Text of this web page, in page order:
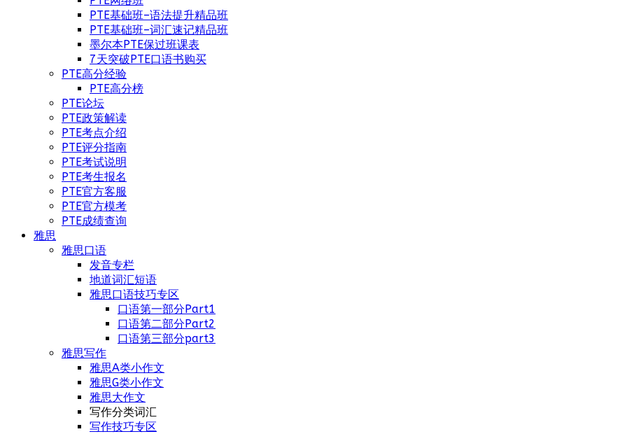
PTE基础班–语法提升精品班
PTE基础班–词汇速记精品班
墨尔本PTE保过班课表
7天突破PTE口语书购买
PTE高分经验
PTE高分榜
PTE论坛
PTE政策解读
PTE考点介绍
PTE评分指南
PTE考试说明
PTE考生报名
PTE官方客服
PTE官方模考
PTE成绩查询
雅思
雅思口语
发音专栏
地道词汇短语
雅思口语技巧专区
口语第一部分Part1
口语第二部分Part2
口语第三部分part3
雅思写作
雅思A类小作文
雅思G类小作文
雅思大作文
写作分类词汇
写作技巧专区